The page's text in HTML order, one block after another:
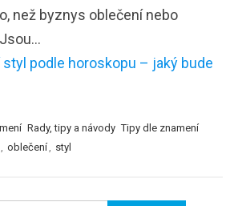
než byznys oblečení nebo
styl podle horoskopu – jaký bude
Rady, tipy a návody Tipy dle znamení
oblečení styl